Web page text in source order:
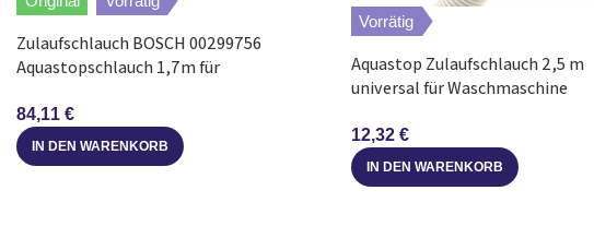
Constructa CG4A56V8/60
CG4A56V8/63
Constructa CG4A56V8/74
Zulaufschlauch BOSCH 00299756
Aquastopschlauch 1,7m für
84,11 €
IN DEN WARENKORB
Vorrätig
Aquastop Zulaufschlauch 2,5 m
universal für Waschmaschine
12,32 €
IN DEN WARENKORB